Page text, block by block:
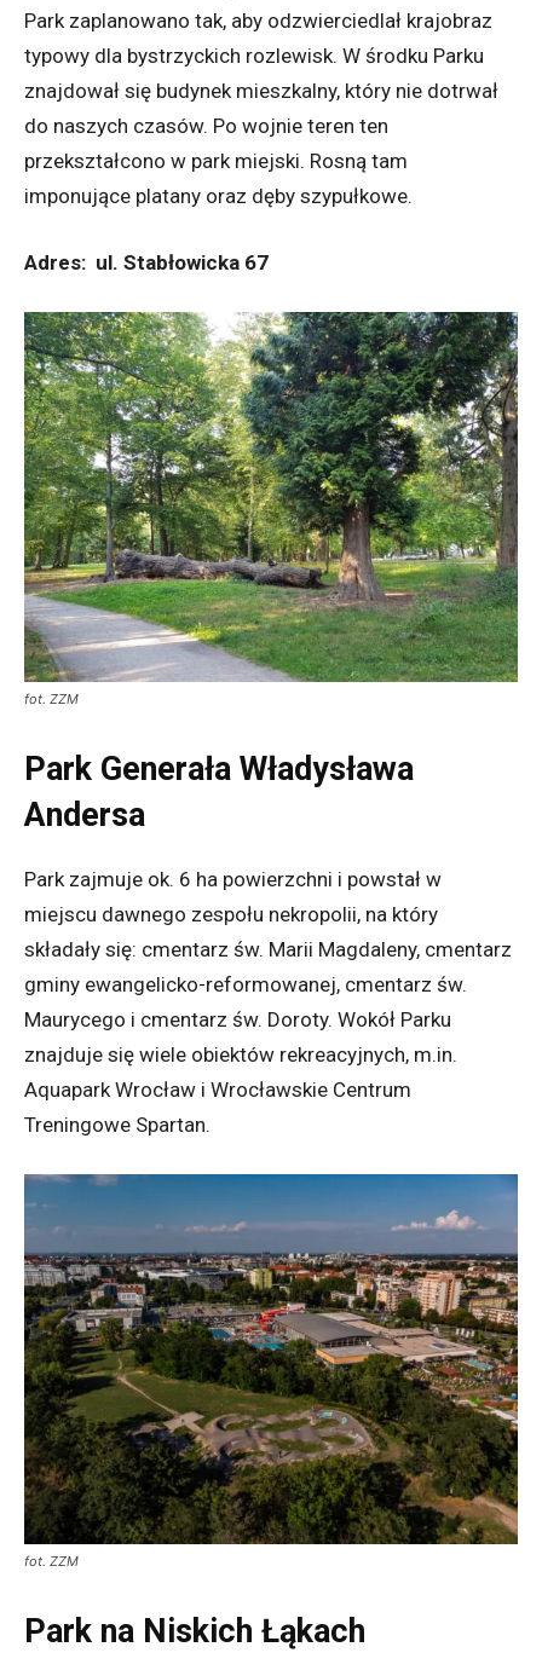
Park zaplanowano tak, aby odzwierciedlał krajobraz
typowy dla bystrzyckich rozlewisk. W środku Parku
znajdował się budynek mieszkalny, który nie dotrwał
do naszych czasów. Po wojnie teren ten
przekształcono w park miejski. Rosną tam
imponujące platany oraz dęby szypułkowe.
Adres: ul. Stabłowicka 67
fot. ZZM
Park Generała Władysława
Andersa
Park zajmuje ok. 6 ha powierzchni i powstał w
miejscu dawnego zespołu nekropolii, na który
składały się: cmentarz św. Marii Magdaleny, cmentarz
gminy ewangelicko-reformowanej, cmentarz św.
Maurycego i cmentarz św. Doroty. Wokół Parku
znajduje się wiele obiektów rekreacyjnych, m.in.
Aquapark Wrocław i Wrocławskie Centrum
Treningowe Spartan.
fot. ZZM
Park na Niskich Łąkach